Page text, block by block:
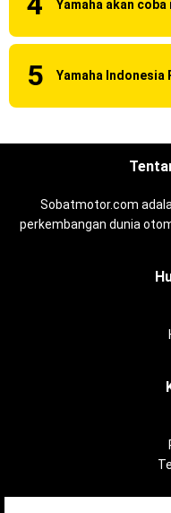
Sobatmotor.com
perkembangan dunia